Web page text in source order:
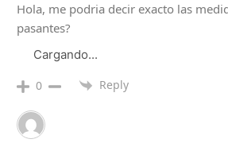
Hola, me podria decir exacto las
pasantes?
Cargando...
0 Reply